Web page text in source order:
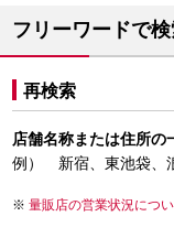
フリーワードで
再検索
店舗名称または住所の
例） 新宿、東池袋、
量販店の営業状況につ